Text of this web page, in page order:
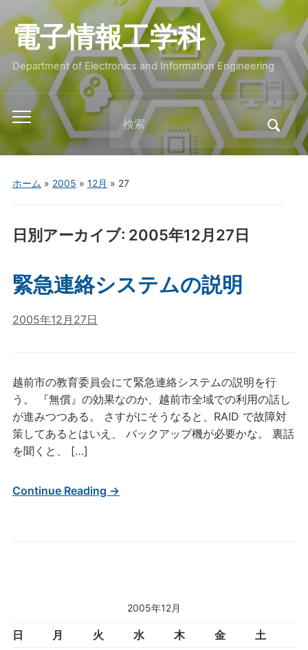
電子情報工学科
Department of Electronics and Information Engineering
Toggle
mobile
menu
Search
for:
ホーム » 2005 » 12月 » 27
日別アーカイブ: 2005年12月27日
2005年12月
日 月 火 水 木 金
土
緊急連絡システムの説明
2005年12月27日
越前市の教育委員会にて緊急連絡システムの説明を行
う。 『無償』の効果なのか、越前市全域での利用の話し
が進みつつある。 さすがにそうなると、RAID で故障対
策してあるとはいえ、 バックアップ機が必要かな。 裏話
を聞くと、 […]
Continue Reading →